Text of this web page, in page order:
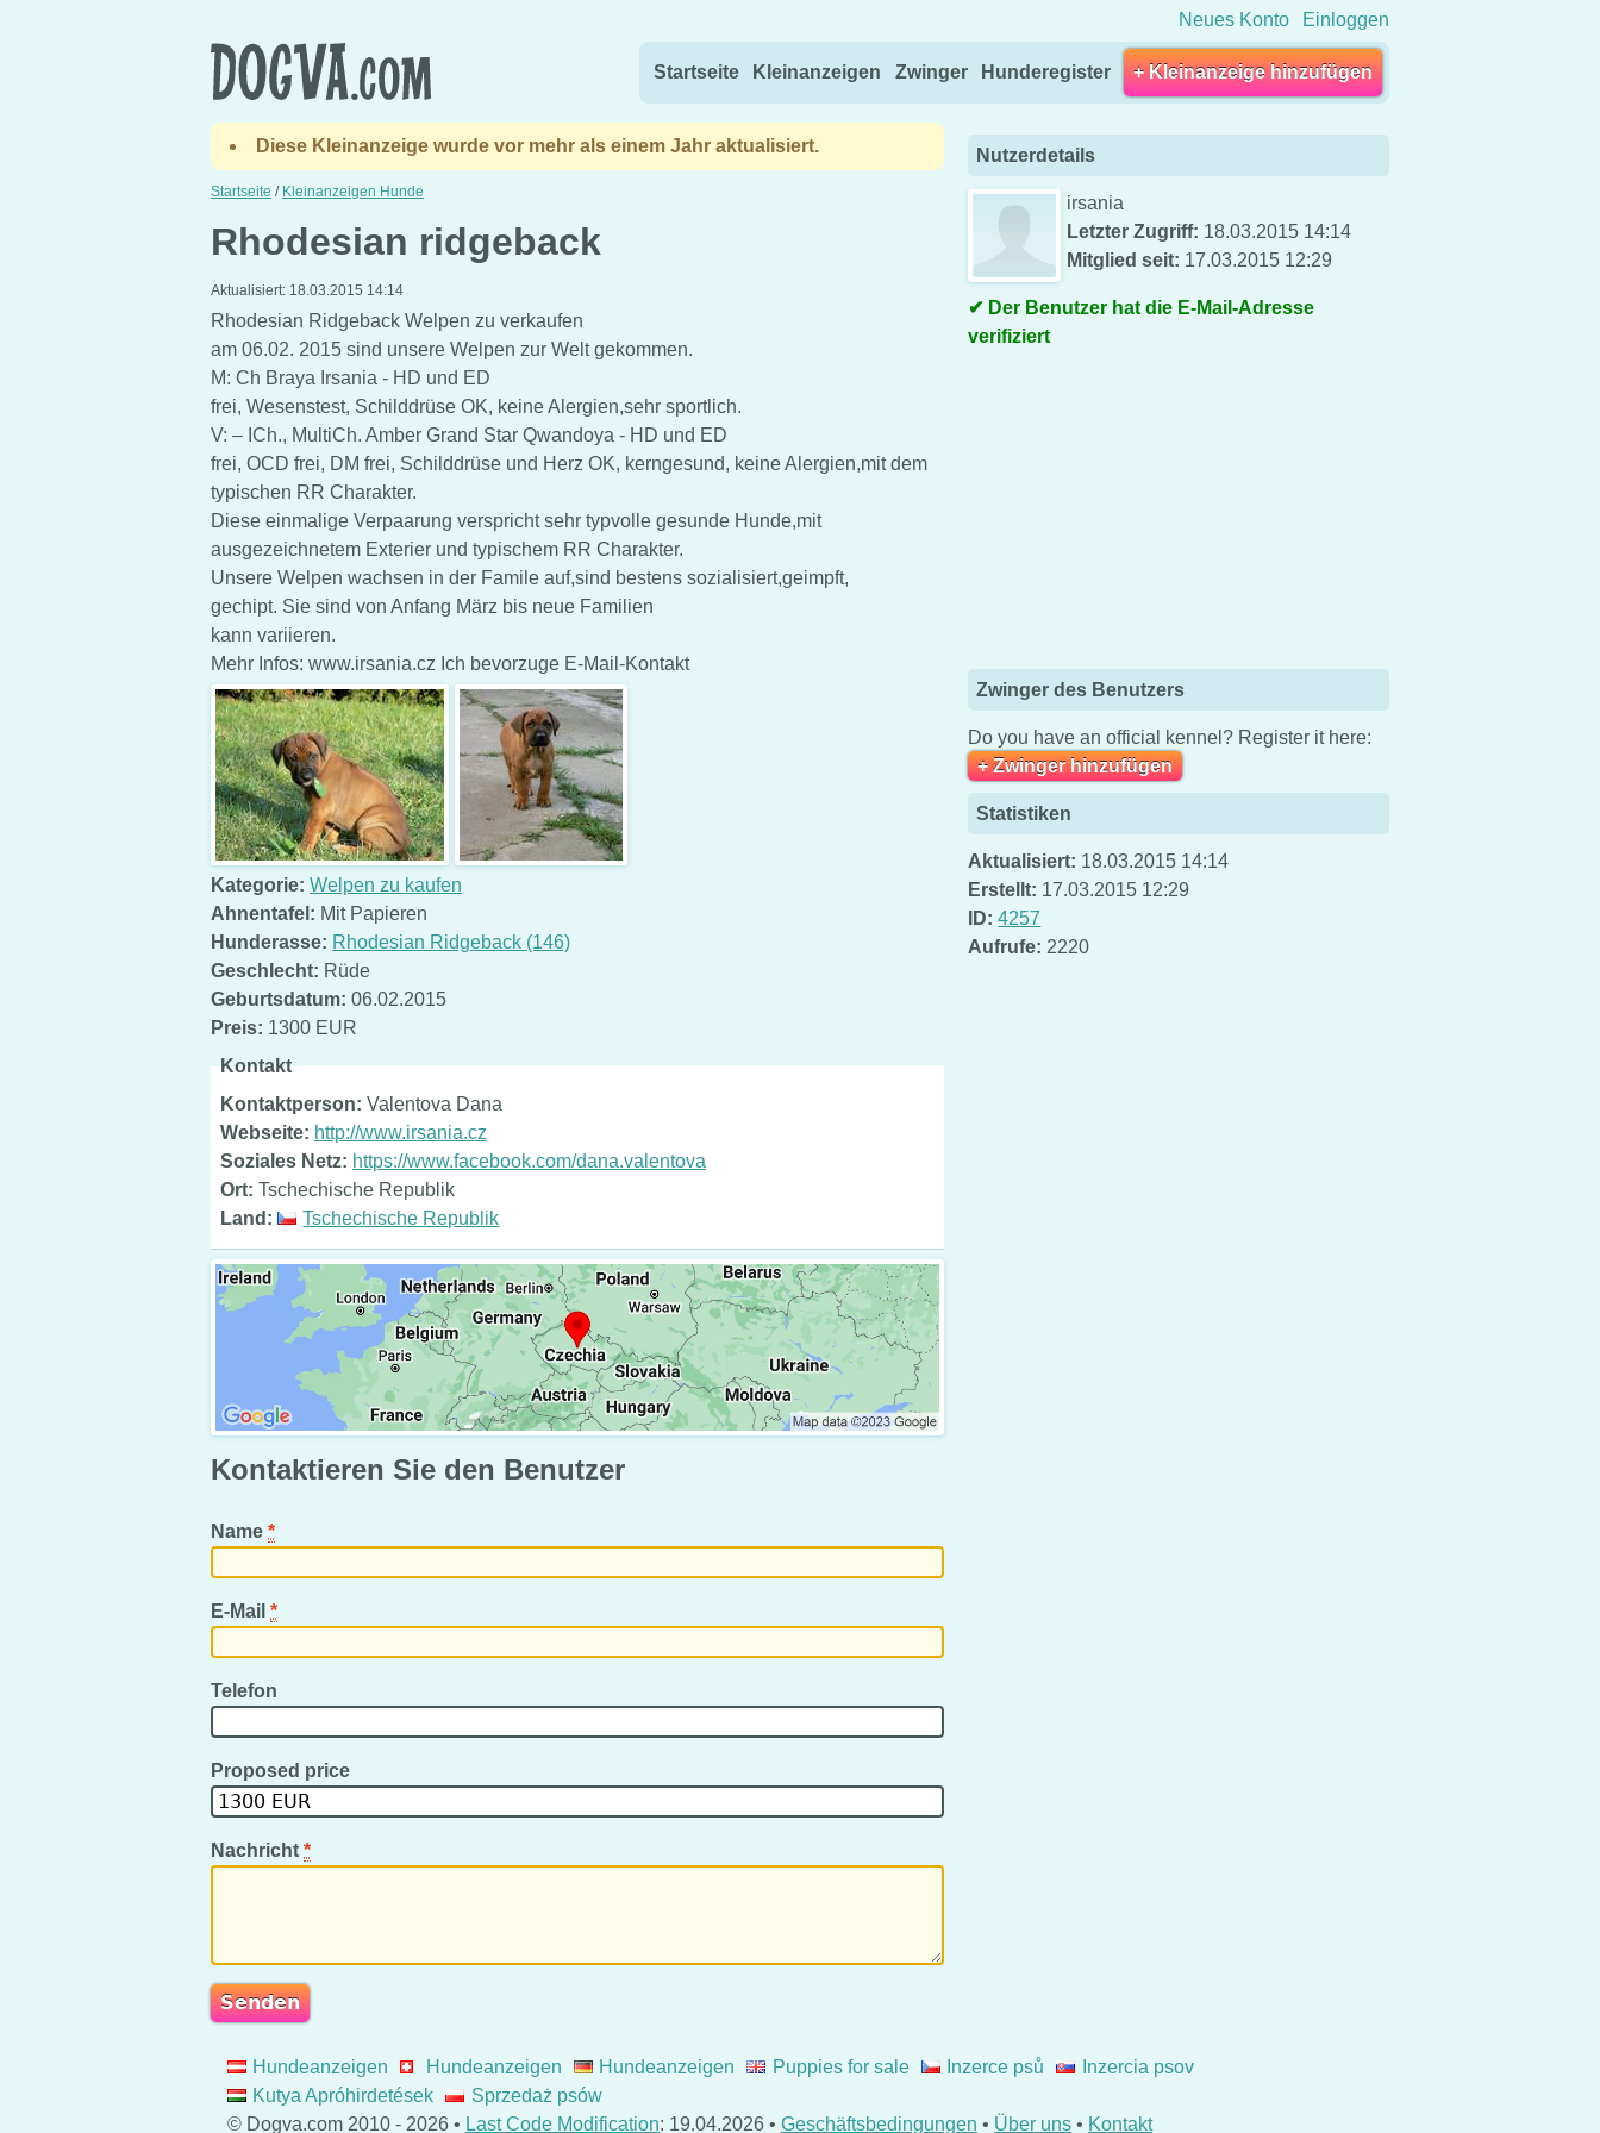
Neues Konto Einloggen
Startseite Kleinanzeigen Zwinger Hunderegister + Kleinanzeige hinzufügen
Diese Kleinanzeige wurde vor mehr als einem Jahr aktualisiert.
Startseite / Kleinanzeigen Hunde
Rhodesian ridgeback
Aktualisiert: 18.03.2015 14:14
Rhodesian Ridgeback Welpen zu verkaufen
am 06.02. 2015 sind unsere Welpen zur Welt gekommen.
M: Ch Braya Irsania - HD und ED
frei, Wesenstest, Schilddrüse OK, keine Alergien,sehr sportlich.
V: – ICh., MultiCh. Amber Grand Star Qwandoya - HD und ED
frei, OCD frei, DM frei, Schilddrüse und Herz OK, kerngesund, keine Alergien,mit dem
typischen RR Charakter.
Diese einmalige Verpaarung verspricht sehr typvolle gesunde Hunde,mit
ausgezeichnetem Exterier und typischem RR Charakter.
Unsere Welpen wachsen in der Famile auf,sind bestens sozialisiert,geimpft,
gechipt. Sie sind von Anfang März bis neue Familien
kann variieren.
Mehr Infos: www.irsania.cz Ich bevorzuge E-Mail-Kontakt
Kategorie: Welpen zu kaufen
Ahnentafel: Mit Papieren
Hunderasse: Rhodesian Ridgeback (146)
Geschlecht: Rüde
Geburtsdatum: 06.02.2015
Preis: 1300 EUR
Kontakt
Kontaktperson: Valentova Dana
Webseite: http://www.irsania.cz
Soziales Netz: https://www.facebook.com/dana.valentova
Ort: Tschechische Republik
Land:
Tschechische Republik
Kontaktieren Sie den Benutzer
Name *
E-Mail *
Telefon
Proposed price
Nachricht *
Nutzerdetails
irsania
Letzter Zugriff: 18.03.2015 14:14
Mitglied seit: 17.03.2015 12:29
Der Benutzer hat die E-Mail-Adresse
verifiziert
Zwinger des Benutzers
Do you have an official kennel? Register it here:
+ Zwinger hinzufügen
Statistiken
Aktualisiert: 18.03.2015 14:14
Erstellt: 17.03.2015 12:29
ID: 4257
Aufrufe: 2220
Hundeanzeigen Hundeanzeigen Hundeanzeigen Puppies for sale Inzerce psů
Inzercia psov
Kutya Apróhirdetések
Sprzedaż psów
© Dogva.com 2010 - 2026 • Last Code Modification: 19.04.2026 • Geschäftsbedingungen • Über uns • Kontakt